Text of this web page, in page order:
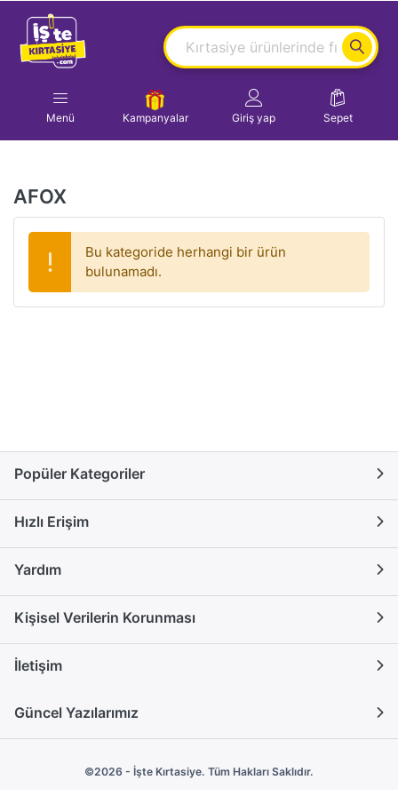
Menü Kampanyalar Giriş yap Sepet
AFOX
Bu kategoride herhangi bir ürün
bulunamadı.
Popüler Kategoriler
Hızlı Erişim
Yardım
Kişisel Verilerin Korunması
İletişim
Güncel Yazılarımız
©2026 - İşte Kırtasiye. Tüm Hakları Saklıdır.